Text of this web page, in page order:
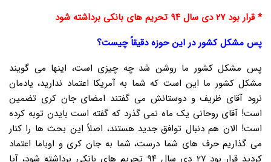
* قرار بود ۲۷ دی سال ۹۴ تحریم های بانکی برداشته شود
پس مشکل کشور در این حوزه دقیقاً چیست؟
پس مشکل کشور ما روشن شد چه چیزی است، اینها می گویند
مشکل کشور ما این است که شما به آمریکا اعتماد ندارید، یادمان
نرود آقای ظریف و دوستانش می گفتند امضای جان کری تضمین
است! آقای روحانی یک ماه نمی گذرد که گفته است بایدن توبه کرده
است! الان هم دنبال توافق جدید هستند، اصلاً این بحث ها را کنار
می گذاریم حرف های شما درست، شما به جان کری و اوباما اعتماد
کردید قرار بود ۲۷ دی سال ۹۴ تحریم های بانکی برداشته شود، آیا